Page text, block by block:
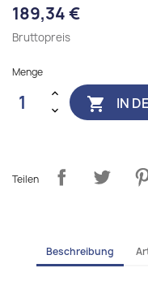
189,34 €
Bruttopreis
Menge
 IN
Teilen
Beschreibung